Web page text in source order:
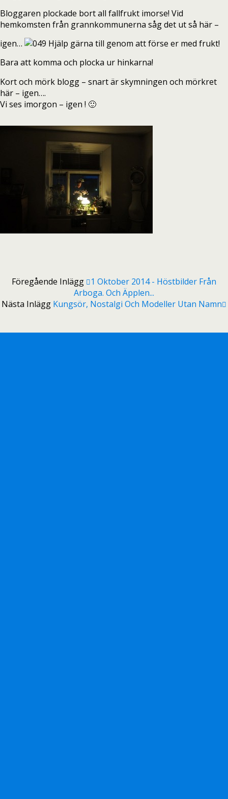
Bloggaren plockade bort all fallfrukt imorse! Vid
hemkomsten från grannkommunerna såg det ut så här –
igen…
Hjälp gärna till genom att förse er med frukt!
Bara att komma och plocka ur hinkarna!
Kort och mörk blogg – snart är skymningen och mörkret
här – igen….
Vi ses imorgon – igen ! 🙂
Föregående Inlägg
1 Oktober 2014 - Höstbilder Från
Arboga. Och Äpplen...
Nästa Inlägg Kungsör, Nostalgi Och Modeller Utan Namn